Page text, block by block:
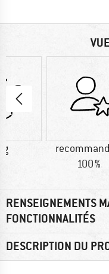
g
100 %
RENSEIGNEMENTS
FONCTIONNALITÉS
DESCRIPTION DU